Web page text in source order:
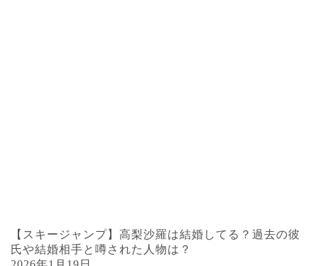
【スキージャンプ】高梨沙羅は結婚してる？過去の彼
氏や結婚相手と噂された人物は？